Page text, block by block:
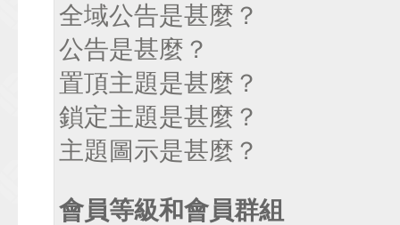
全域公告是甚麼？
公告是甚麼？
置頂主題是甚麼？
鎖定主題是甚麼？
主題圖示是甚麼？
會員等級和會員群組